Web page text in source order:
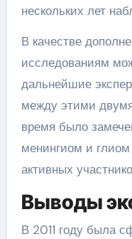
нескольких лет
В качестве
исследованиям
дальнейшие
между этими
время было
менингиом и
активных
Выводы
В 2011 году была